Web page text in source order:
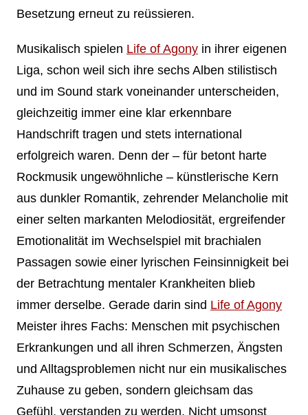
Besetzung erneut zu reüssieren.
Musikalisch spielen Life of Agonyin ihrer eigenen
Liga, schon weil sich ihre sechs Alben stilistisch
und im Sound stark voneinander unterscheiden,
gleichzeitig immer eine klar erkennbare
Handschrift tragen und stets international
erfolgreich waren. Denn der – für betont harte
Rockmusik ungewöhnliche – künstlerische Kern
aus dunkler Romantik, zehrender Melancholie mit
einer selten markanten Melodiosität, ergreifender
Emotionalität im Wechselspiel mit brachialen
Passagen sowie einer lyrischen Feinsinnigkeit bei
der Betrachtung mentaler Krankheiten blieb
immer derselbe. Gerade darin sind Life of Agony
Meister ihres Fachs: Menschen mit psychischen
Erkrankungen und all ihren Schmerzen, Ängsten
und Alltagsproblemen nicht nur ein musikalisches
Zuhause zu geben, sondern gleichsam das
Gefühl, verstanden zu werden. Nicht umsonst